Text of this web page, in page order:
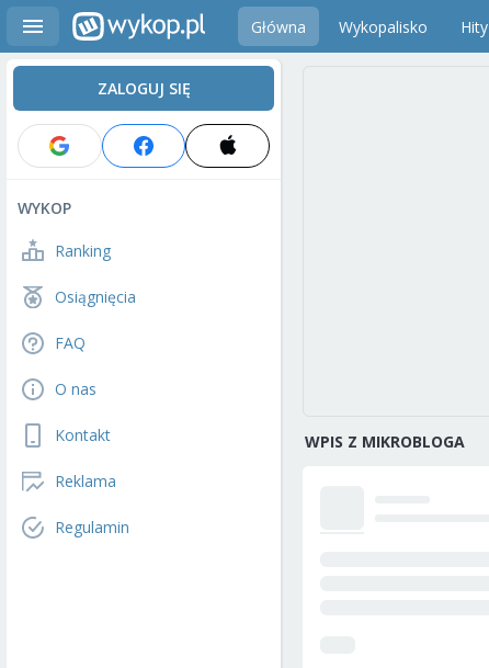
Główna Wykopalisko Hity
ZALOGUJ SIĘ
WYKOP
Ranking
Osiągnięcia
FAQ
O nas
Kontakt
Reklama
Regulamin
WPIS Z MIKROBLOGA